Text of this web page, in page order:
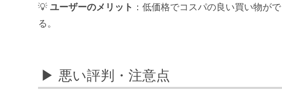
💡 ユーザーのメリット ：低価格でコスパの良い買い物が
る。
▶ 悪い評判・注意点